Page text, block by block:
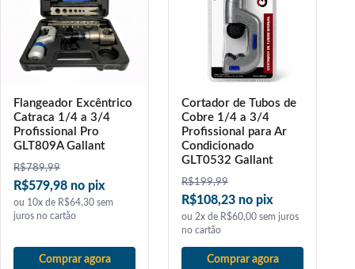
Flangeador Excêntrico
Catraca 1/4 a 3/4
Profissional Pro
GLT809A Gallant
R$789,99
R$579,98 no pix
ou 10x de R$64,30 sem
juros no cartão
Comprar agora
Cortador de Tubos de
Cobre 1/4 a 3/4
Profissional para Ar
Condicionado
GLT0532 Gallant
R$199,99
R$108,23 no pix
ou 2x de R$60,00 sem juros
no cartão
Comprar agora